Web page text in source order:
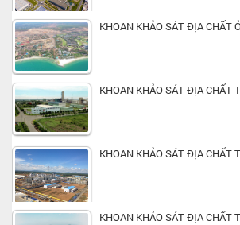
KHOAN KHẢO SÁT ĐỊA CHẤT
KHOAN KHẢO SÁT ĐỊA CHẤT
KHOAN KHẢO SÁT ĐỊA CHẤT
KHOAN KHẢO SÁT ĐỊA CHẤT